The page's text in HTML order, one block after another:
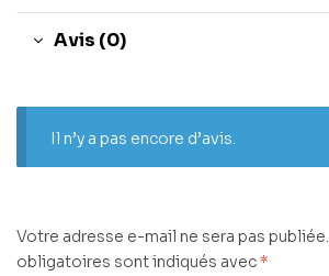
Avis (0)
Il n’y a pas encore d’avis.
Votre adresse e-mail ne sera pas publiée.
obligatoires sont indiqués avec*